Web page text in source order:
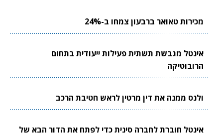
מכירות טאואר ברבעון צמחו ב-24%
אינטל מגבשת תשתית פעילות ייעודית בתחום
הרובוטיקה
ולנס ממנה את דין מרטין לראש חטיבת הרכב
אינטל חוברת לחברה סינית כדי לפתח את הדור הבא של